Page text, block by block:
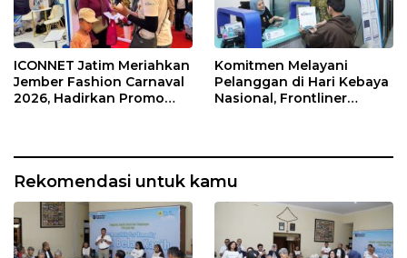
ICONNET Jatim Meriahkan
Jember Fashion Carnaval
2026, Hadirkan Promo
Komitmen Melayani
Pelanggan di Hari Kebaya
Nasional, Frontliner
Rekomendasi untuk kamu